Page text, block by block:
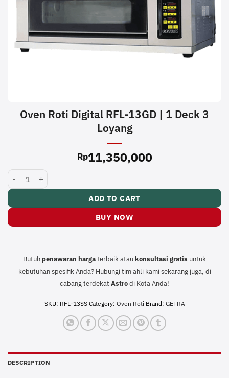
Oven Roti Digital RFL-13GD | 1 Deck 3
Loyang
Rp11,350,000
Oven Roti Digital RFL-13GD | 1 Deck 3 Loyang quantity
ADD TO CART
BUY NOW
Butuh penawaran hargaterbaik atau konsultasi gratis untuk
kebutuhan spesifik Anda? Hubungi tim ahli kami sekarang juga, di
cabang terdekat Astrodi Kota Anda!
SKU: RFL-13SS Category: Oven Roti Brand: GETRA
DESCRIPTION